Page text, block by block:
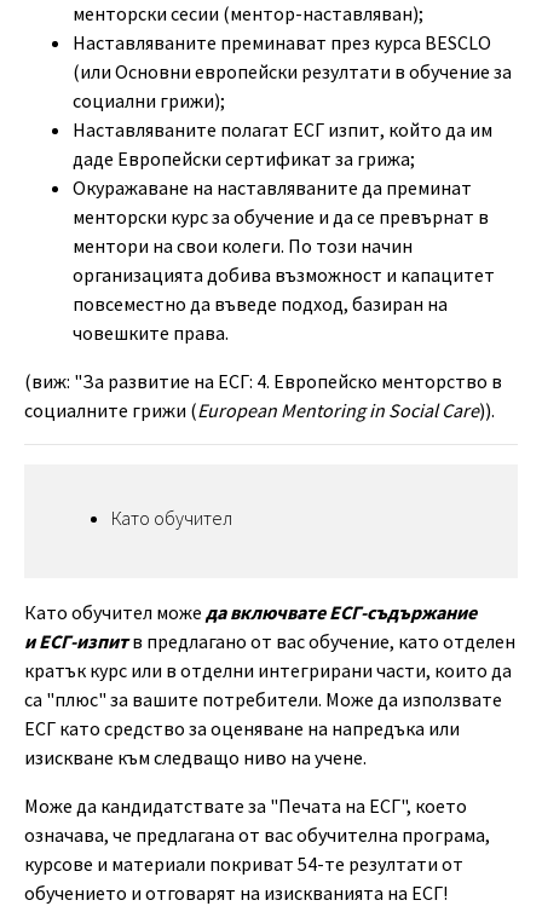
менторски сесии (ментор-наставляван);
Наставляваните преминават през курса BESCLO
(или Основни европейски резултати в обучение за
социални грижи);
Наставляваните полагат ЕСГ изпит, който да им
даде Европейски сертификат за грижа;
Окуражаване на наставляваните да преминат
менторски курс за обучение и да се превърнат в
ментори на свои колеги. По този начин
организацията добива възможност и капацитет
повсеместно да въведе подход, базиран на
човешките права.
(виж: "За развитие на ЕСГ: 4. Европейско менторство в
социалните грижи (European Mentoring in Social Care)).
Като обучител
Като обучител може да включвате ЕСГ-съдържание
и ЕСГ-изпит в предлагано от вас обучение, като отделен
кратък курс или в отделни интегрирани части, които да
са "плюс" за вашите потребители. Може да използвате
ЕСГ като средство за оценяване на напредъка или
изискване към следващо ниво на учене.
Може да кандидатствате за "Печата на ЕСГ", което
означава, че предлагана от вас обучителна програма,
курсове и материали покриват 54-те резултати от
обучението и отговарят на изискванията на ЕСГ!